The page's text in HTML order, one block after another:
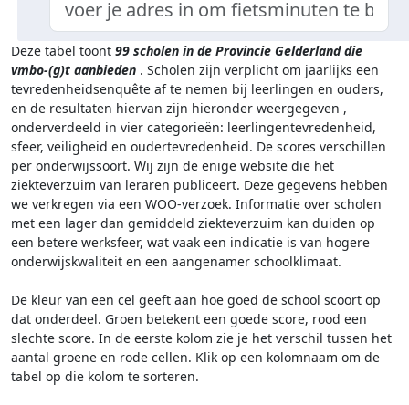
Deze tabel toont 99 scholen in de Provincie Gelderland die
vmbo-(g)t aanbieden . Scholen zijn verplicht om jaarlijks een
tevredenheidsenquête af te nemen bij leerlingen en ouders,
en de resultaten hiervan zijn hieronder weergegeven ,
onderverdeeld in vier categorieën: leerlingentevredenheid,
sfeer, veiligheid en oudertevredenheid. De scores verschillen
per onderwijssoort. Wij zijn de enige website die het
ziekteverzuim van leraren publiceert. Deze gegevens hebben
we verkregen via een WOO-verzoek. Informatie over scholen
met een lager dan gemiddeld ziekteverzuim kan duiden op
een betere werksfeer, wat vaak een indicatie is van hogere
onderwijskwaliteit en een aangenamer schoolklimaat.
De kleur van een cel geeft aan hoe goed de school scoort op
dat onderdeel. Groen betekent een goede score, rood een
slechte score. In de eerste kolom zie je het verschil tussen het
aantal groene en rode cellen. Klik op een kolomnaam om de
tabel op die kolom te sorteren.